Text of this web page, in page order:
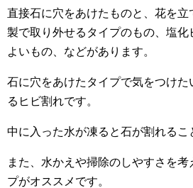
直接石に穴をあけたものと、花を立
製で取り外せるタイプのもの、塩
よいもの、などがあります。
石に穴をあけたタイプで気をつけた
るヒビ割れです。
中に入った水が凍ると石が割れるこ
また、水かえや掃除のしやすさを考
プがオススメです。